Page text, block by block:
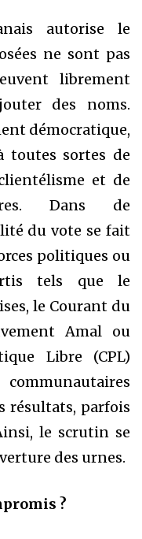
autorise le
ne sont pas
librement
des noms.
démocratique,
toutes sortes de
et de
Dans de
du vote se fait
politiques ou
tels que le
le Courant du
Amal ou
Libre (CPL)
résultats, parfois
le scrutin se
des urnes.
?